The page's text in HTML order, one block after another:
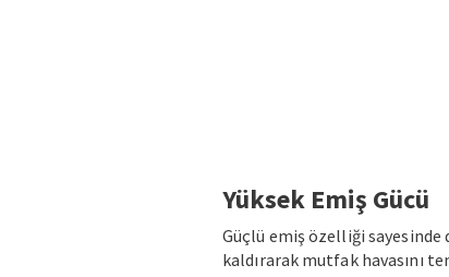
Yüksek Emiş Gücü
Güçlü emiş özelliği sayesinde
kaldırarak mutfak havasını